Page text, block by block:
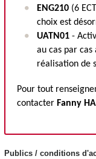
ENG210(6
choix est
UATN01-
au cas par
réalisation de
Pour tout
contacter Fanny
Publics / conditions